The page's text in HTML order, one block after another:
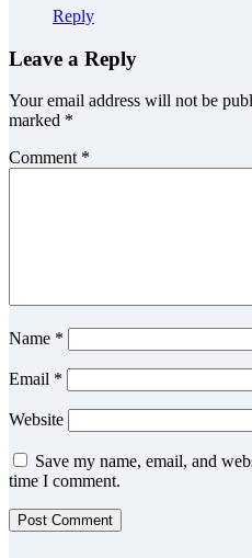
Reply
Leave a Reply
Your email address will not be
marked *
Comment *
Name *
Email *
Website
Save my name, email, and
time I comment.